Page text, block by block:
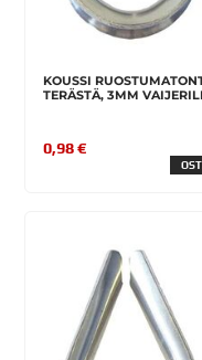
KOUSSI
TERÄSTÄ, 3MM
0,98 €